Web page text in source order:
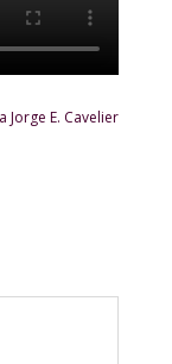
Jorge E. Cavelier